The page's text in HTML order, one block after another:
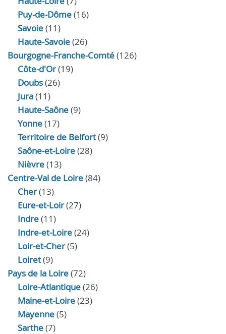
Puy-de-Dôme(16)
Savoie(11)
Haute-Savoie(26)
Bourgogne-Franche-Comté(126)
Côte-d'Or(19)
Doubs(26)
Jura(11)
Haute‑Saône(9)
Yonne(17)
Territoire de Belfort(9)
Saône-et-Loire(28)
Nièvre(13)
Centre-Val de Loire(84)
Cher(13)
Eure‑et‑Loir(27)
Indre(11)
Indre‑et‑Loire(24)
Loir‑et‑Cher(5)
Loiret(9)
Pays de la Loire(72)
Loire-Atlantique(26)
Maine-et-Loire(23)
Mayenne(5)
Sarthe(7)